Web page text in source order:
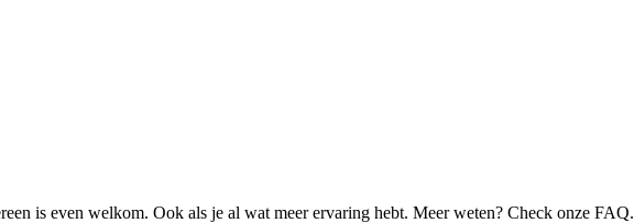
is even welkom. Ook als je al wat meer ervaring hebt. Meer weten? Check onze FAQ.